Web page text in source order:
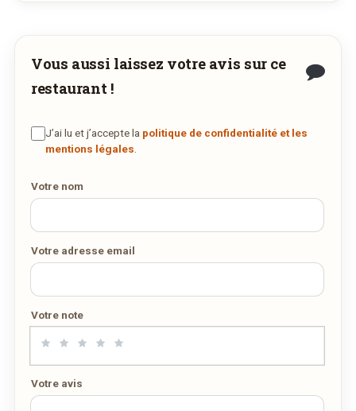
31
1 2 3 4 5 6
Remarque éventuelle
Vous aussi laissez votre avis sur ce
restaurant !
J’ai lu et j’accepte la politique de confidentialité et les
mentions légales
Votre nom
Votre adresse email
Votre note
Votre avis